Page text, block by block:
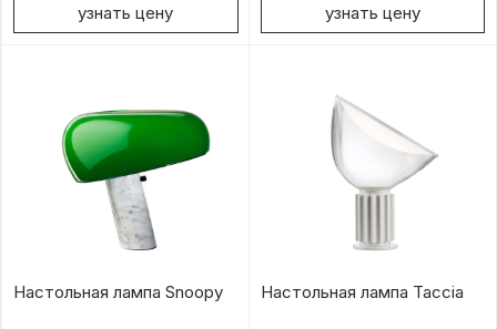
узнать цену узнать цену
Настольная лампа Snoopy Настольная лампа Taccia